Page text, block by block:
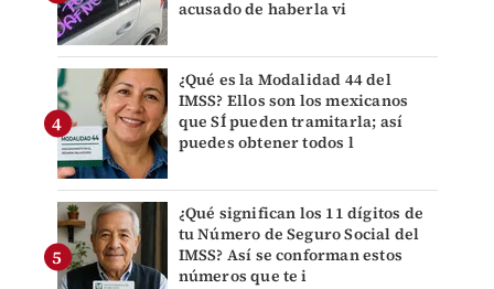
acusado de haberla vi
¿Qué es la Modalidad 44 del
IMSS? Ellos son los mexicanos
que SÍ pueden tramitarla; así
puedes obtener todos l
¿Qué significan los 11 dígitos de
tu Número de Seguro Social del
IMSS? Así se conforman estos
números que te i